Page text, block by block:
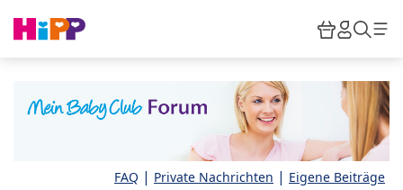
HiPP
FAQ | Private Nachrichten | Eigene Beiträge